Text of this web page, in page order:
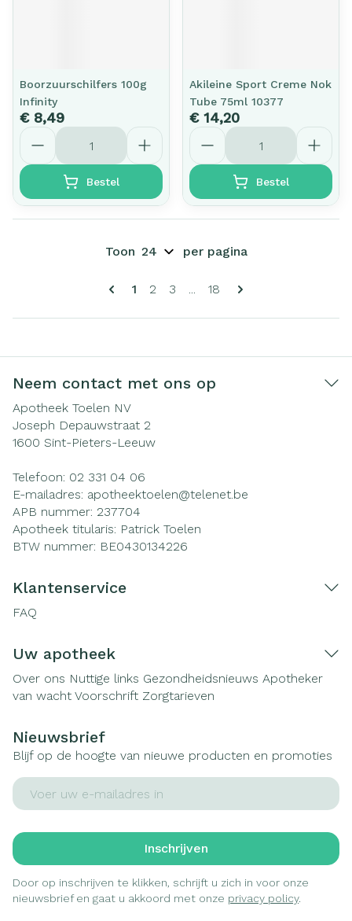
Boorzuurschilfers 100g
Infinity
€ 8,49
Aantal
Bestel
Akileine Sport Creme Nok
Tube 75ml 10377
€ 14,20
Aantal
Bestel
Pagina's
U lees momenteel pagina
1 Pagina
2 Pagina
3 ... Pagina
18
Toon per pagina
Neem contact met ons op
Apotheek Toelen NV
Joseph Depauwstraat 2
1600 Sint-Pieters-Leeuw
Telefoon: 02 331 04 06
E-mailadres: apotheektoelen@telenet.be
APB nummer: 237704
Apotheek titularis: Patrick Toelen
BTW nummer: BE0430134226
Klantenservice
FAQ
Uw apotheek
Over ons Nuttige links Gezondheidsnieuws Apotheker
van wacht Voorschrift Zorgtarieven
Nieuwsbrief
Blijf op de hoogte van nieuwe producten en promoties
E-mail adres
Inschrijven
Door op inschrijven te klikken, schrijft u zich in voor onze
nieuwsbrief en gaat u akkoord met onze privacy policy.